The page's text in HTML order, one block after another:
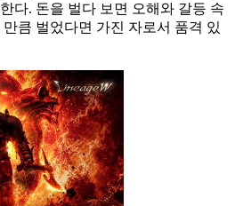
다. 돈을 벌다 보면 오해와 갈등 속
큼 벌었다면 가진 자로서 품격 있